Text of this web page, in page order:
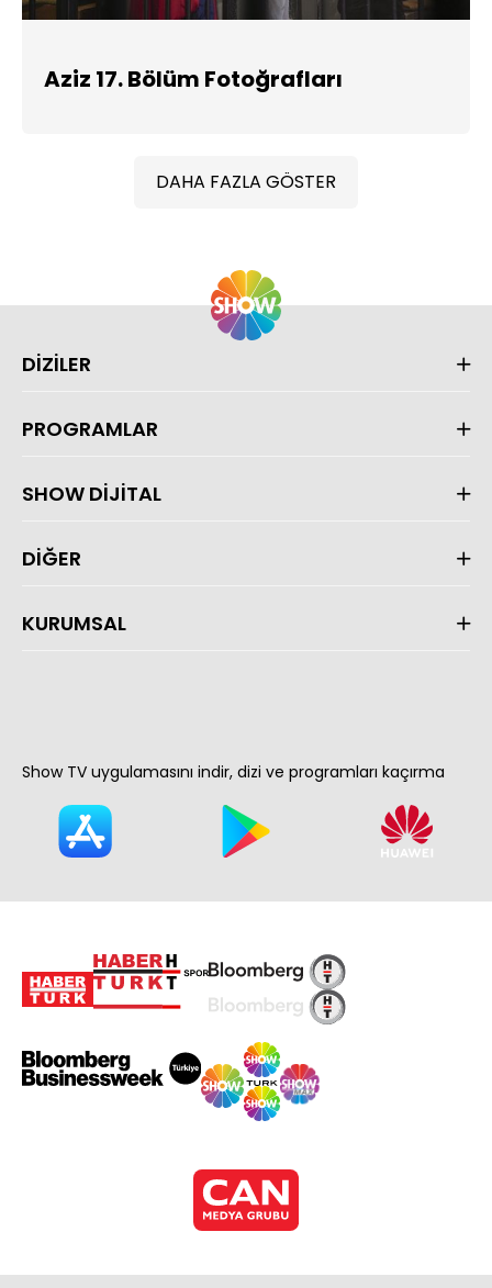
Aziz 17. Bölüm Fotoğrafları
DAHA FAZLA GÖSTER
DİZİLER
PROGRAMLAR
SHOW DİJİTAL
DİĞER
KURUMSAL
Show TV uygulamasını indir, dizi ve programları kaçırma